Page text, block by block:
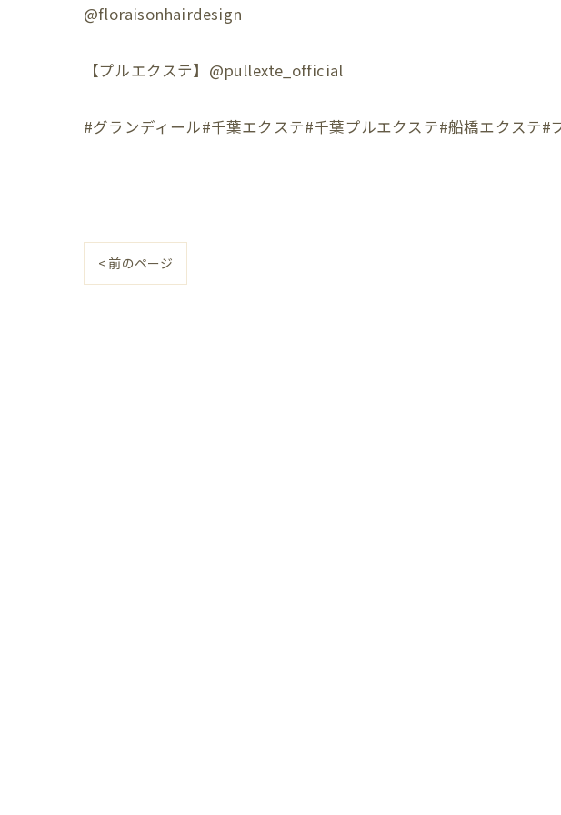
@floraisonhairdesign
【プルエクステ】@pullexte_official
#グランディール#千葉エクステ#千葉プルエクステ#船橋エクステ
< 前のページ